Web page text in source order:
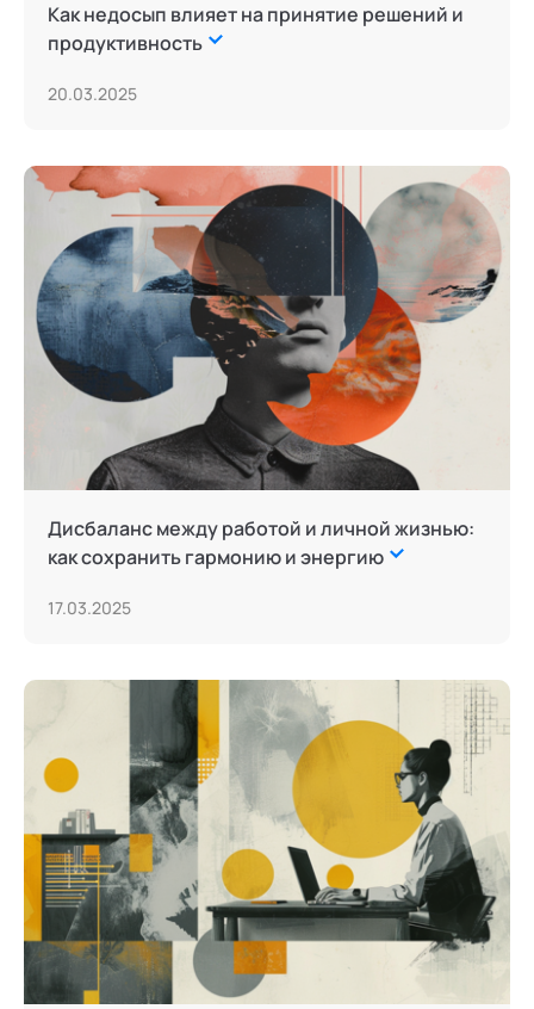
Как недосып влияет на принятие решений и
продуктивность
20.03.2025
Дисбаланс между работой и личной жизнью:
как сохранить гармонию и энергию
17.03.2025